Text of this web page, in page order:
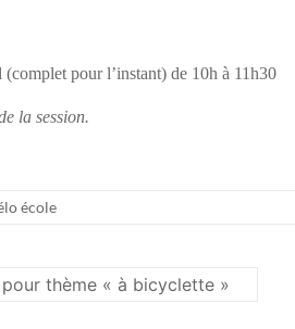
pour l’instant) de 10h à 11h30
la session.
école
thème « à bicyclette »